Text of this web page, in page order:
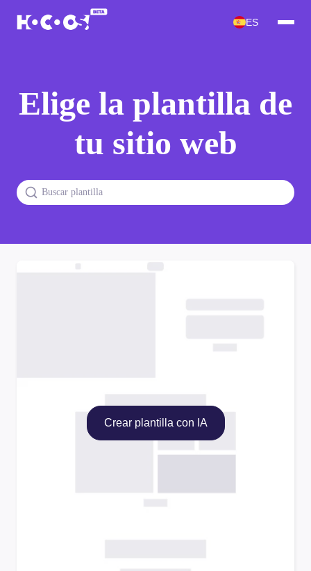
ES
Elige la plantilla de
tu sitio web
Crear plantilla con IA